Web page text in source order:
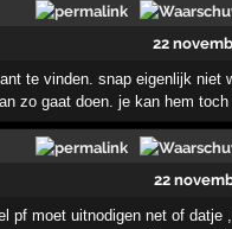
22
te vinden. snap eigenlijk niet
zo gaat doen. je kan hem
22
pf moet uitnodigen net of datje